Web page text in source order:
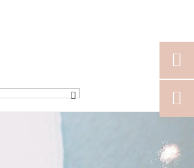

